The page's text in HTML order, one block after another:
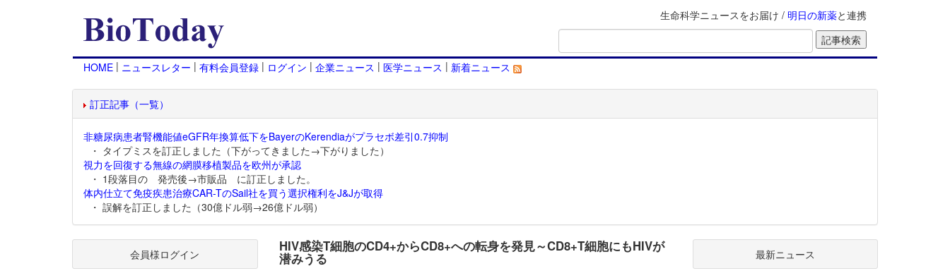
生命科学ニュースをお届け / 明日の新薬と連携
HOME | ニュースレター | 有料会員登録 | ログイン | 企業ニュース | 医学ニュース | 新着ニュース
訂正記事（一覧）
非糖尿病患者腎機能値eGFR年換算低下をBayerのKerendiaがプラセボ差引0.7抑制
・ タイプミスを訂正しました（下がってきました→下がりました）
視力を回復する無線の網膜移植製品を欧州が承認
・ 1段落目の 発売後→市販品 に訂正しました。
体内仕立て免疫疾患治療CAR-TのSail社を買う選択権利をJ&Jが取得
・ 誤解を訂正しました（30億ドル弱→26億ドル弱）
HIV感染T細胞のCD4+からCD8+への転身を発見～CD8+T細胞にもHIVが
潜みうる
会員様ログイン 最新ニュース